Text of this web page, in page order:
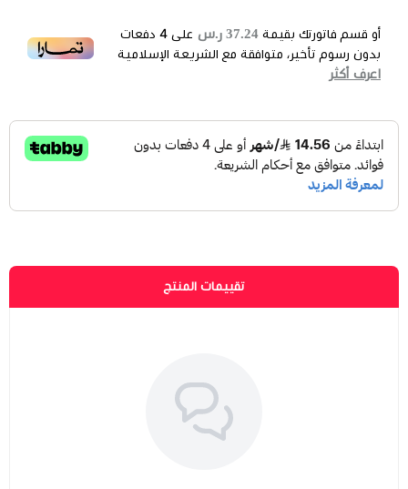
أو قسم فاتورتك بقيمة37.24 ر.س على 4دفعات
بدون رسوم تأخير، متوافقة مع الشريعة الإسلامية
اعرف أكثر
تقييمات المنتج